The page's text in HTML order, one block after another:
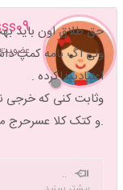
عضویت: 1403/
حق طلاق اون باید
ولی اگ نامه کمپ
اعتیادپیداکرده .
وثابت کنی که خرجی
.و کتک کلا عسرحرج
..